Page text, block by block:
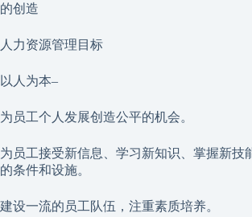
的创造
人力资源管理目标
以人为本–
为员工个人发展创造公平的机会。
为员工接受新信息、学习新知识、掌握新技
的条件和设施。
建设一流的员工队伍，注重素质培养。